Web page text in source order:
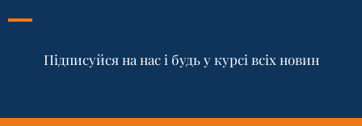
Підписуйся на нас і будь у курсі всіх новин